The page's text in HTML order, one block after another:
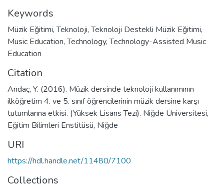
Keywords
Müzik Eğitimi,Teknoloji,Teknoloji Destekli Müzik Eğitimi,
Music Education,Technology,Technology-Assisted Music
Education
Citation
Andaç, Y. (2016). Müzik dersinde teknoloji kullanımının
ilköğretim 4. ve 5. sınıf öğrencilerinin müzik dersine karşı
tutumlarına etkisi. (Yüksek Lisans Tezi). Niğde Üniversitesi,
Eğitim Bilimleri Enstitüsü, Niğde
URI
https://hdl.handle.net/11480/7100
Collections